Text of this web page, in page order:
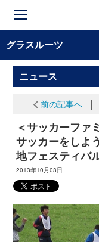
グラスルーツ
ニュース
前の記事へ
＜サッカーファ
サッカーをしよ
地フェスティバ
2013年10月03日